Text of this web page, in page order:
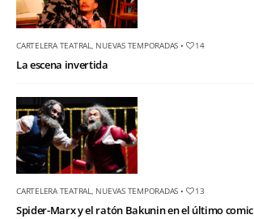
CARTELERA TEATRAL NUEVAS TEMPORADAS • 14
La escena invertida
CARTELERA TEATRAL NUEVAS TEMPORADAS • 13
Spider-Marx y el ratón Bakunin en el último comic